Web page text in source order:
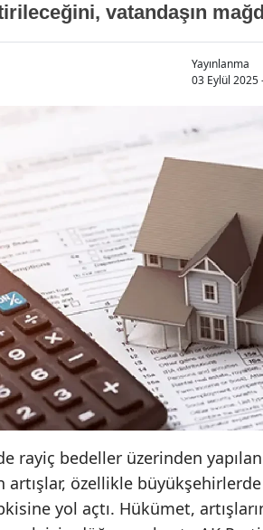
vatandaşın
Yayınlanma
03 Eylül 2025
rayiç bedeller üzerinden
artışlar, özellikle
yol açtı. Hükümet,